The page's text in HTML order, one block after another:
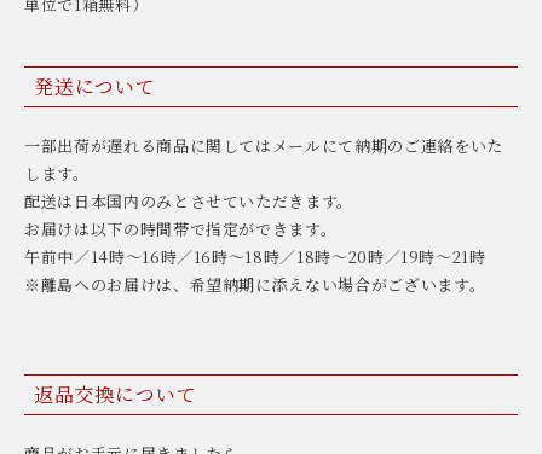
発送について
一部出荷が遅れる商品に関してはメールにて納期のご連絡をいた
します。
配送は日本国内のみとさせていただきます。
お届けは以下の時間帯で指定ができます。
午前中／14時〜16時／16時〜18時／18時〜20時／19時〜21時
※離島へのお届けは、希望納期に添えない場合がございます。
返品交換について